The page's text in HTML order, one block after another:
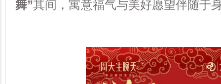
舞”其间，寓意福气与美好愿望伴随于